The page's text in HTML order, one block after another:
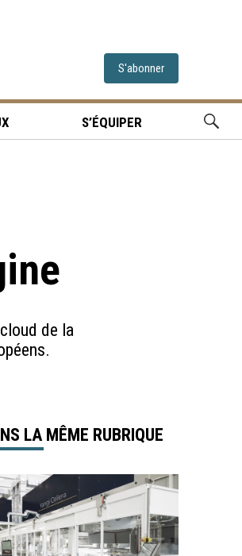
S'abonner
S’ÉQUIPER
de la
LA MÊME RUBRIQUE